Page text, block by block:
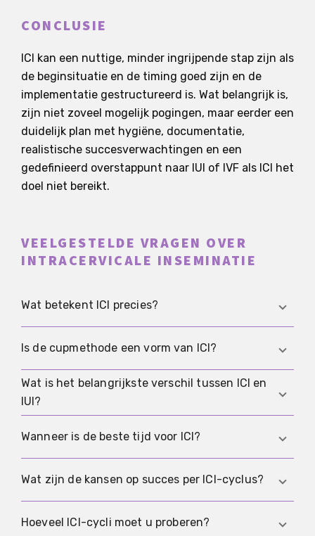
CONCLUSIE
ICI kan een nuttige, minder ingrijpende stap zijn als
de beginsituatie en de timing goed zijn en de
implementatie gestructureerd is. Wat belangrijk is,
zijn niet zoveel mogelijk pogingen, maar eerder een
duidelijk plan met hygiëne, documentatie,
realistische succesverwachtingen en een
gedefinieerd overstappunt naar IUI of IVF als ICI het
doel niet bereikt.
VEELGESTELDE VRAGEN OVER
INTRACERVICALE INSEMINATIE
Wat betekent ICI precies?
ICI staat voor intracervicale inseminatie. Een
baarmoederhals geplaatst, zodat de bevruchting
in het lichaam blijft plaatsvinden.
Is de cupmethode een vorm van ICI?
Ja. In de praktijk is de cupmethode een
eenvoudige ICI-variant. Maar waar het om gaat is
zelf.
Wat is het belangrijkste verschil tussen ICI en
IUI?
Bij ICI blijft het monster dicht bij de
een katheter in de baarmoeder gebracht, wat
Wanneer is de beste tijd voor ICI?
De beste tijd is in de vruchtbare periode rond de
basis van de LH-piek.
Wat zijn de kansen op succes per ICI-cyclus?
Dit is sterk afhankelijk van de leeftijd, de
Hoeveel ICI-cycli moet u proberen?